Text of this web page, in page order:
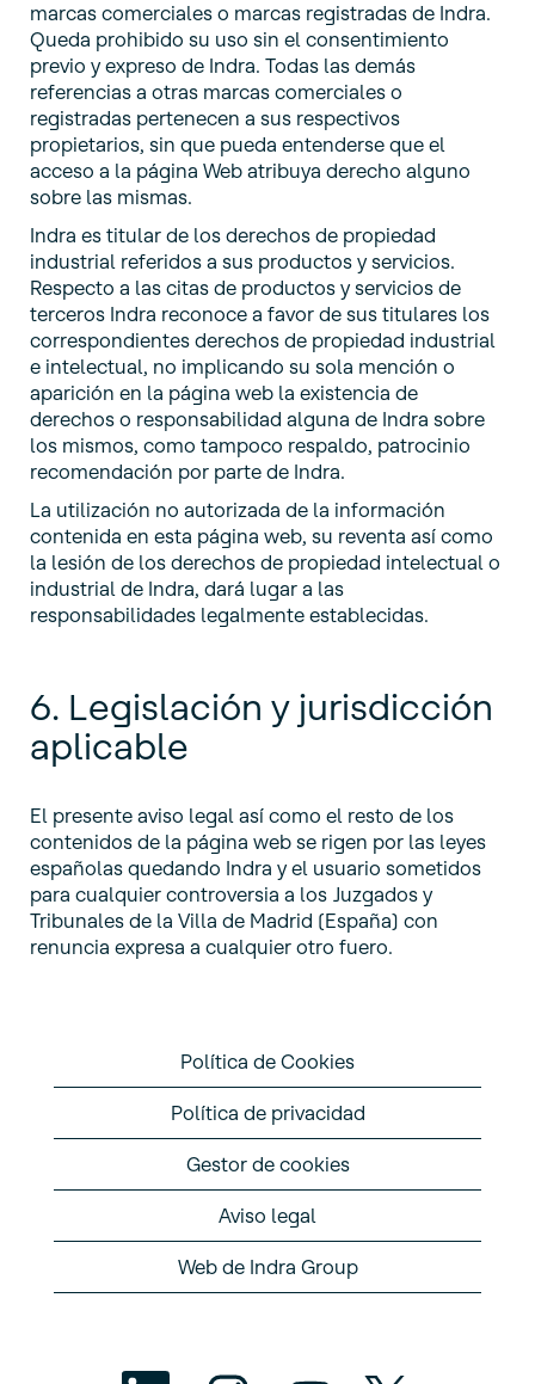
marcas comerciales o marcas registradas de Indra.
Queda prohibido su uso sin el consentimiento
previo y expreso de Indra. Todas las demás
referencias a otras marcas comerciales o
registradas pertenecen a sus respectivos
propietarios, sin que pueda entenderse que el
acceso a la página Web atribuya derecho alguno
sobre las mismas.
Indra es titular de los derechos de propiedad
industrial referidos a sus productos y servicios.
Respecto a las citas de productos y servicios de
terceros Indra reconoce a favor de sus titulares los
correspondientes derechos de propiedad industrial
e intelectual, no implicando su sola mención o
aparición en la página web la existencia de
derechos o responsabilidad alguna de Indra sobre
los mismos, como tampoco respaldo, patrocinio
recomendación por parte de Indra.
La utilización no autorizada de la información
contenida en esta página web, su reventa así como
la lesión de los derechos de propiedad intelectual o
industrial de Indra, dará lugar a las
responsabilidades legalmente establecidas.
6. Legislación y jurisdicción
aplicable
El presente aviso legal así como el resto de los
contenidos de la página web se rigen por las leyes
españolas quedando Indra y el usuario sometidos
para cualquier controversia a los Juzgados y
Tribunales de la Villa de Madrid (España) con
renuncia expresa a cualquier otro fuero.
Política de Cookies
Política de privacidad
Gestor de cookies
Aviso legal
Web de Indra Group
S
S